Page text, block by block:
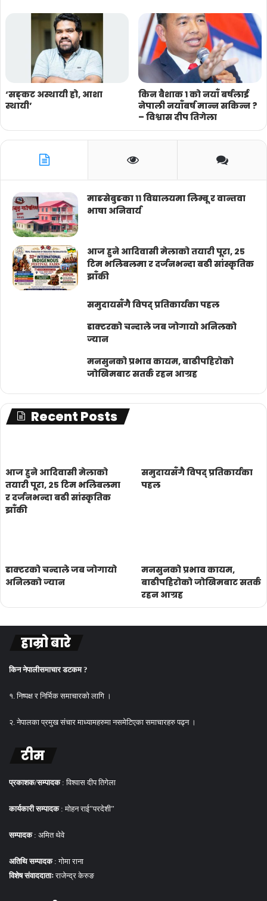
‘सङ्कट अस्थायी हो, आशा
स्थायी’
किन बैशाक १ को नयाँ बर्षलाई
नेपाली नयाँबर्ष मान्न सकिन्न ?
– विश्वास दीप तिगेला
माङसेबुङका ११ विद्यालयमा लिम्बू र वान्तवा
भाषा अनिवार्य
आज हुने आदिवासी मेलाको तयारी पूरा, २५
टिम भलिबलमा र दर्जनभन्दा बढी सांस्कृतिक
झाँकी
समुदायसँगै विपद् प्रतिकार्यका पहल
डाक्टरको चन्दाले जब जोगायो अनिलको
ज्यान
मनसुनको प्रभाव कायम, बाढीपहिरोको
जोखिमबाट सतर्क रहन आग्रह
Recent Posts
आज हुने आदिवासी मेलाको
तयारी पूरा, २५ टिम भलिबलमा
र दर्जनभन्दा बढी सांस्कृतिक
झाँकी
समुदायसँगै विपद् प्रतिकार्यका
पहल
डाक्टरको चन्दाले जब जोगायो
अनिलको ज्यान
मनसुनको प्रभाव कायम,
बाढीपहिरोको जोखिमबाट सतर्क
रहन आग्रह
हाम्रो बारे
किन नेपालीसमाचार डटकम ?
१. निष्पक्ष र निर्भिक समाचारको लागि ।
२. नेपालका प्रमुख संचार माध्यामहरुमा नसमेटिएका समाचारहरु पढ्न ।
टीम
प्रकाशक/सम्पादक : विश्वास दीप तिगेला
कार्यकारी सम्पादक: मोहन राई”परदेशी”
सम्पादक: अमित थेवे
अतिथि सम्पादक: गोमा राना
विशेष संवाददाताःराजेन्द्र केरुङ